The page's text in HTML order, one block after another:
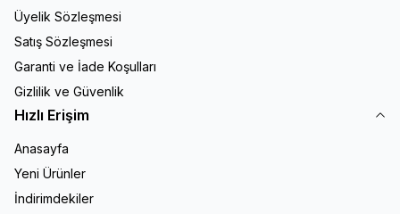
Üyelik Sözleşmesi
Satış Sözleşmesi
Garanti ve İade Koşulları
Gizlilik ve Güvenlik
Hızlı Erişim
Anasayfa
Yeni Ürünler
İndirimdekiler